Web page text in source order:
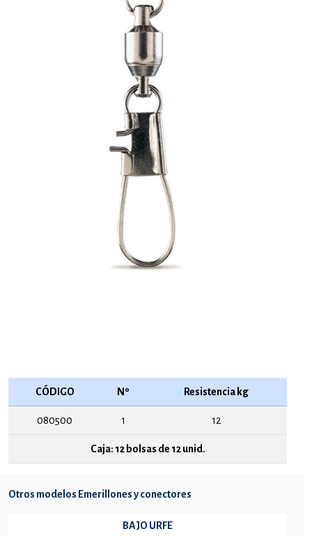
CÓDIGO Nº Resistencia kg
080500 1 12
Caja: 12 bolsas de 12 unid.
Otros modelos Emerillones y conectores
BAJO URFE